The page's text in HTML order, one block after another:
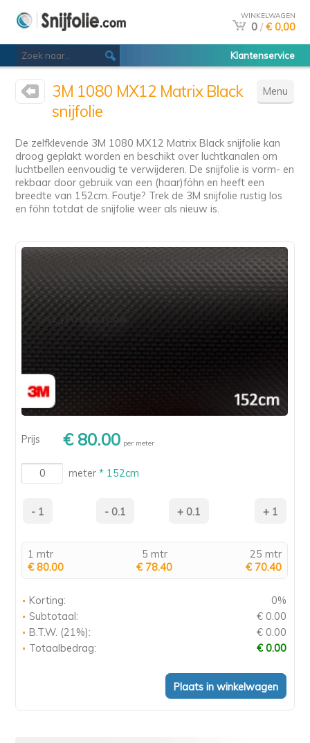
WINKELWAGEN
0 / € 0,00
Klantenservice
Menu
3M 1080 MX12 Matrix Black
snijfolie
De zelfklevende 3M 1080 MX12 Matrix Black snijfolie kan
droog geplakt worden en beschikt over luchtkanalen om
luchtbellen eenvoudig te verwijderen. De snijfolie is vorm- en
rekbaar door gebruik van een (haar)föhn en heeft een
breedte van 152cm. Foutje? Trek de 3M snijfolie rustig los
en föhn totdat de snijfolie weer als nieuw is.
Prijs € 80.00 per meter
meter* 152cm
1 mtr
€ 80.00
5 mtr
€ 78.40
25 mtr
€ 70.40
Korting:
0%
Subtotaal:
€ 0.00
B.T.W. (21%):
€ 0.00
Totaalbedrag:
€ 0.00